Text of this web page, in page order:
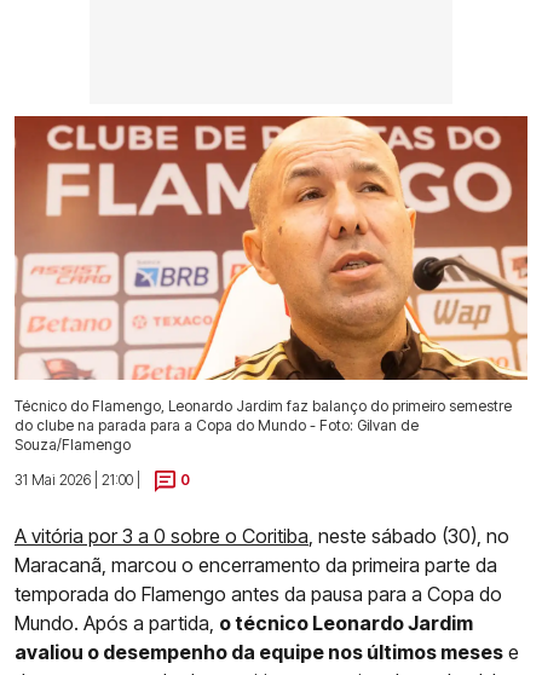
Técnico do Flamengo, Leonardo Jardim faz balanço do primeiro semestre
do clube na parada para a Copa do Mundo - Foto: Gilvan de
Souza/Flamengo
31 Mai 2026 | 21:00 |
0
A vitória por 3 a 0 sobre o Coritiba , neste sábado (30), no
Maracanã, marcou o encerramento da primeira parte da
temporada do Flamengo antes da pausa para a Copa do
Mundo. Após a partida, o técnico Leonardo Jardim
avaliou o desempenho da equipe nos últimos meses e